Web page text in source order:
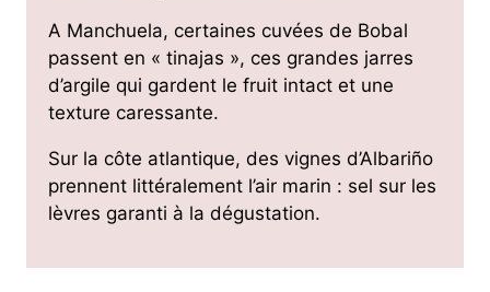
A Manchuela, certaines cuvées de Bobal
passent en « tinajas », ces grandes jarres
d’argile qui gardent le fruit intact et une
texture caressante.
Sur la côte atlantique, des vignes d’Albariño
prennent littéralement l’air marin : sel sur les
lèvres garanti à la dégustation.